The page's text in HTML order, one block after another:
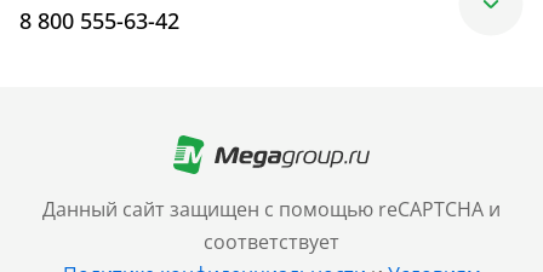
Данный сайт защищен с помощью reCAPTCHA и
соответствует
8 800 555-63-42
+7 (499) 705-30-10
Санкт-Петербург
+7 (812) 600-77-33